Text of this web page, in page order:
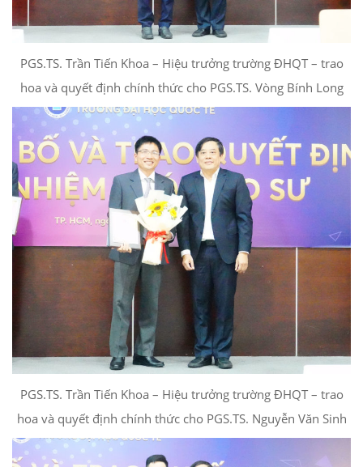
PGS.TS. Trần Tiến Khoa – Hiệu trưởng trường ĐHQT – trao
hoa và quyết định chính thức cho PGS.TS. Vòng Bính Long
PGS.TS. Trần Tiến Khoa – Hiệu trưởng trường ĐHQT – trao
hoa và quyết định chính thức cho PGS.TS. Nguyễn Văn Sinh